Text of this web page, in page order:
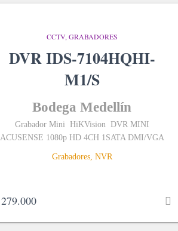
CCTV GRABADORES
DVR IDS-7104HQHI-
M1/S
Bodega Medellín
Grabador Mini HiKVision DVR MINI
ACUSENSE 1080p HD 4CH 1SATA DMI/VGA
Grabadores, NVR
279.000